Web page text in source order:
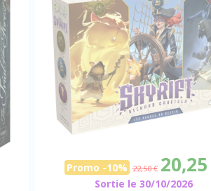
Promo -10% 22,50 €
Sortie le 30/10/2026